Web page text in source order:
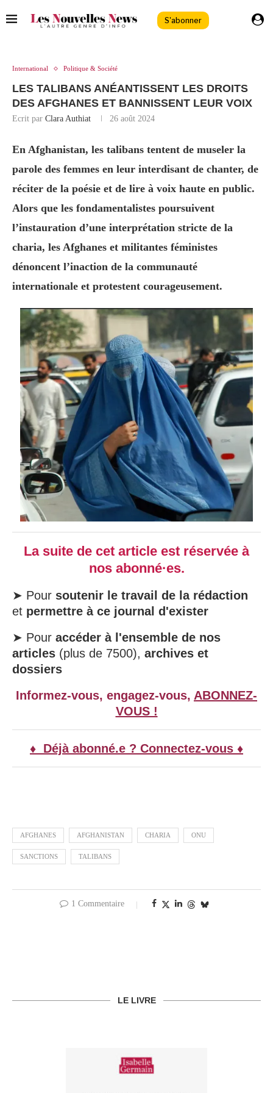
S'abonner
International Politique & Société
LES TALIBANS ANÉANTISSENT LES DROITS
DES AFGHANES ET BANNISSENT LEUR VOIX
Ecrit par Clara Authiat 26 août 2024
En Afghanistan, les talibans tentent de museler la
parole des femmes en leur interdisant de chanter, de
réciter de la poésie et de lire à voix haute en public.
Alors que les fondamentalistes poursuivent
l’instauration d’une interprétation stricte de la
charia, les Afghanes et militantes féministes
dénoncent l’inaction de la communauté
internationale et protestent courageusement.
La suite de cet article est réservée à
nos abonné·es.
➤ Pour soutenir le travail de la rédaction
et permettre à ce journal d'exister
➤ Pour accéder à l'ensemble de nos
articles (plus de 7500), archives et
dossiers
Informez-vous, engagez-vous, ABONNEZ-
VOUS !
♦ Déjà abonné.e ? Connectez-vous ♦
AFGHANES AFGHANISTAN CHARIA ONU
SANCTIONS TALIBANS
1 Commentaire
LE LIVRE